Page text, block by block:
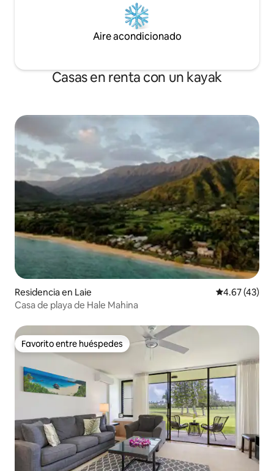
Aire acondicionado
Casas en renta con un kayak
Residencia en Laie Calificación
4.67 (43)
Casa de playa de Hale Mahina
Favorito entre huéspedes
Favorito entre huéspedes